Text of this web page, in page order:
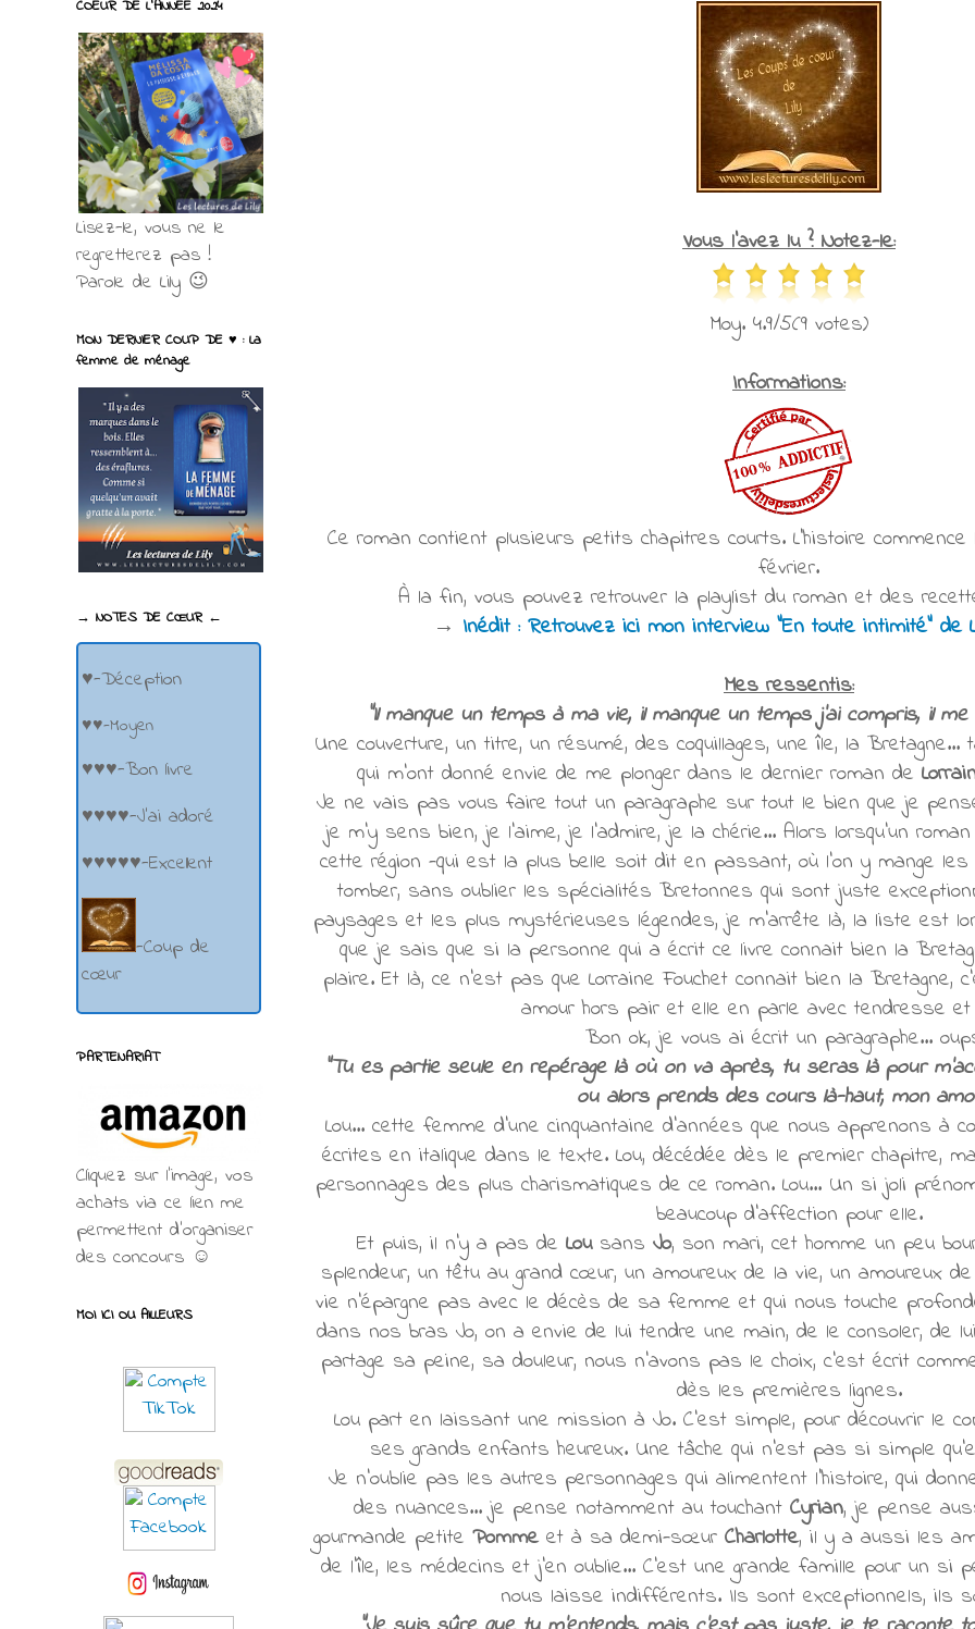
Vous l'avez lu ? Notez-le:
Moy. 4.9/5(9 votes)
Informations:
Ce roman contient plusieurs petits chapitres courts. L'histoire
février.
À la fin, vous pouvez retrouver la playlist du roman et des
→ Inédit : Retrouvez ici mon interview "En toute intimité" de
Mes ressentis:
"Il manque un temps à ma vie, il manque un temps j'ai compris, il
Une couverture, un titre, un résumé, des coquillages, une île, la
qui m'ont donné envie de me plonger dans le dernier roman de
Je ne vais pas vous faire tout un paragraphe sur tout le bien que je
je m'y sens bien, je l'aime, je l'admire, je la chérie... Alors lorsqu'un
cette région -qui est la plus belle soit dit en passant, où l'on y mange
tomber, sans oublier les spécialités Bretonnes qui sont juste
paysages et les plus mystérieuses légendes, je m'arrête là, la liste est
que je sais que si la personne qui a écrit ce livre connait bien la
plaire. Et là, ce n'est pas que Lorraine Fouchet connait bien la Bretagne,
amour hors pair et elle en parle avec tendresse
Bon ok, je vous ai écrit un paragraphe...
"Tu es partie seule en repérage là où on va après, tu seras là pour
ou alors prends des cours là-haut, mon
Lou... cette femme d'une cinquantaine d'années que nous apprenons à
écrites en italique dans le texte. Lou, décédée dès le premier chapitre,
personnages des plus charismatiques de ce roman. Lou... Un si joli
beaucoup d'affection pour elle.
Et puis, il n'y a pas de Lousans Jo, son mari, cet homme un peu
splendeur, un têtu au grand cœur, un amoureux de la vie, un amoureux
vie n'épargne pas avec le décès de sa femme et qui nous touche
dans nos bras Jo, on a envie de lui tendre une main, de le consoler, de
partage sa peine, sa douleur, nous n'avons pas le choix, c'est écrit
dès les premières lignes.
Lou part en laissant une mission à Jo. C'est simple, pour découvrir le
ses grands enfants heureux. Une tâche qui n'est pas si simple
Je n'oublie pas les autres personnages qui alimentent l'histoire, qui
des nuances... je pense notamment au touchant Cyrian, je pense
gourmande petite Pomme et à sa demi-sœur Charlotte, il y a aussi les
de l'île, les médecins et j'en oublie... C'est une grande famille pour un si
nous laisse indifférents. Ils sont exceptionnels, ils
COEUR DE L'ANNEE 2024
Lisez-le, vous ne le
regretterez pas !
Parole de Lily 😉
MON DERNIER COUP DE ♥ : La
femme de ménage
→ NOTES DE CŒUR ←
♥-Déception
♥♥-Moyen
♥♥♥-Bon livre
♥♥♥♥-J'ai adoré
♥♥♥♥♥-Excellent
-Coup de
cœur
PARTENARIAT
Cliquez sur l'image, vos
achats via ce lien me
permettent d’organiser
des concours ☺
MOI ICI OU AILLEURS